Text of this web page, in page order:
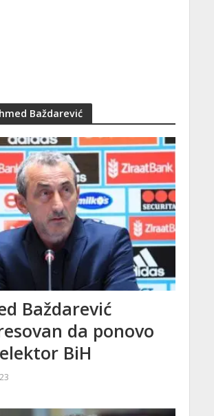
Baždarević
Baždarević
da ponovo
BiH